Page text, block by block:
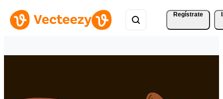
Regístrate